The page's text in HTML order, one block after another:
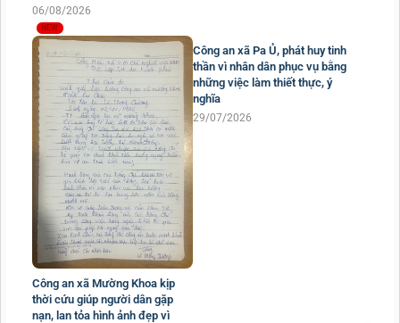
06/08/2026
Công an xã Mường Khoa kịp
thời cứu giúp người dân gặp
nạn, lan tỏa hình ảnh đẹp vì
Công an xã Pa Ủ, phát huy tinh
thần vì nhân dân phục vụ bằng
những việc làm thiết thực, ý
nghĩa
29/07/2026